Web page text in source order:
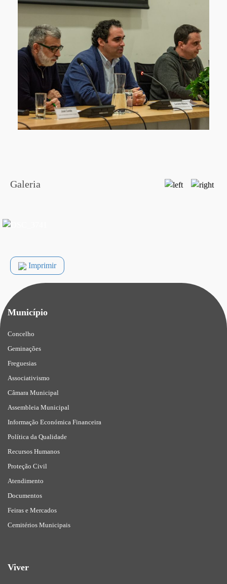
Galeria
Imprimir
Município
Concelho
Geminações
Freguesias
Associativismo
Câmara Municipal
Assembleia Municipal
Informação Económica Financeira
Política da Qualidade
Recursos Humanos
Proteção Civil
Atendimento
Documentos
Feiras e Mercados
Cemitérios Municipais
Viver